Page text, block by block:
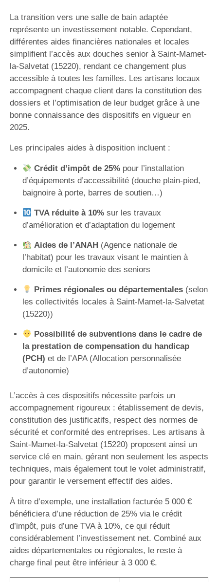
La transition vers une salle de bain adaptée
représente un investissement notable. Cependant,
différentes aides financières nationales et locales
simplifient l’accès aux douches senior à Saint-Mamet-
la-Salvetat (15220), rendant ce changement plus
accessible à toutes les familles. Les artisans locaux
accompagnent chaque client dans la constitution des
dossiers et l’optimisation de leur budget grâce à une
bonne connaissance des dispositifs en vigueur en
2025.
Les principales aides à disposition incluent :
Crédit d’impôt de 25%pour l’installation
d’équipements d’accessibilité (douche plain-pied,
baignoire à porte, barres de soutien…)
TVA réduite à 10%sur les travaux
d’amélioration et d’adaptation du logement
Aides de l’ANAH (Agence nationale de
l’habitat) pour les travaux visant le maintien à
domicile et l’autonomie des seniors
Primes régionales ou départementales(selon
les collectivités locales à Saint-Mamet-la-Salvetat
(15220))
Possibilité de subventions dans le cadre de
la prestation de compensation du handicap
(PCH) et de l’APA (Allocation personnalisée
d’autonomie)
L’accès à ces dispositifs nécessite parfois un
accompagnement rigoureux : établissement de devis,
constitution des justificatifs, respect des normes de
sécurité et conformité des entreprises. Les artisans à
Saint-Mamet-la-Salvetat (15220) proposent ainsi un
service clé en main, gérant non seulement les aspects
techniques, mais également tout le volet administratif,
pour garantir le versement effectif des aides.
À titre d’exemple, une installation facturée 5 000 €
bénéficiera d’une réduction de 25% via le crédit
d’impôt, puis d’une TVA à 10%, ce qui réduit
considérablement l’investissement net. Combiné aux
aides départementales ou régionales, le reste à
charge final peut être inférieur à 3 000 €.